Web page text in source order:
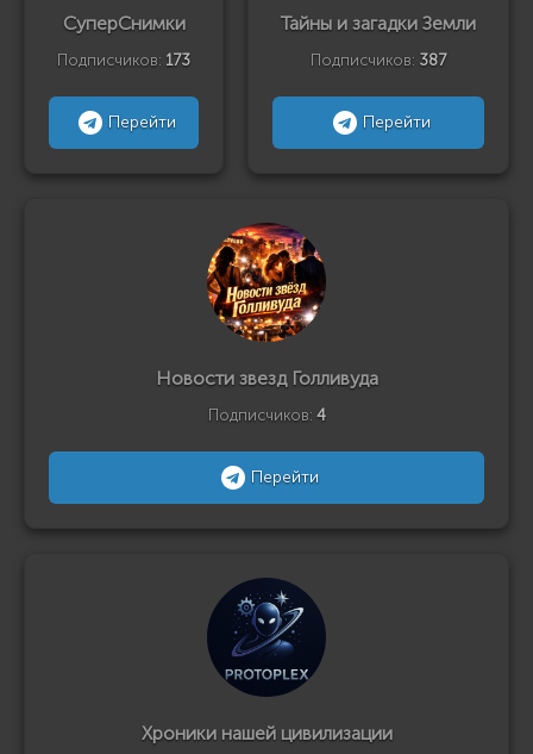
СуперСнимки
Подписчиков: 173
Перейти
Тайны и загадки Земли
Подписчиков: 387
Перейти
Новости звезд Голливуда
Подписчиков: 4
Перейти
Хроники нашей цивилизации